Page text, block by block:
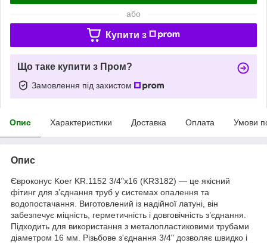
або
Купити з
Що таке купити з Пром?
Замовлення під захистом
Опис Характеристики Доставка Оплата Умови
Опис
Євроконус Koer KR.1152 3/4"x16 (KR3182) — це якісний
фітинг для з’єднання труб у системах опалення та
водопостачання. Виготовлений із надійної латуні, він
забезпечує міцність, герметичність і довговічність з’єднання.
Підходить для використання з металопластиковими трубами
діаметром 16 мм. Різьбове з'єднання 3/4" дозволяє швидко і